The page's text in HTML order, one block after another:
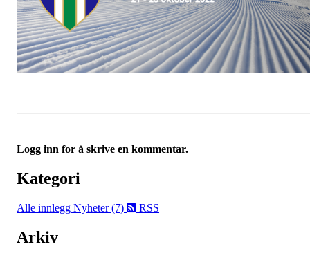
Logg inn for å skrive en kommentar.
Kategori
Alle innlegg Nyheter (7) RSS
Arkiv